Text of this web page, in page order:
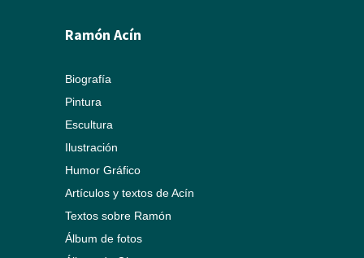
Ramón Acín
Biografía
Pintura
Escultura
Ilustración
Humor Gráfico
Artículos y textos de Acín
Textos sobre Ramón
Álbum de fotos